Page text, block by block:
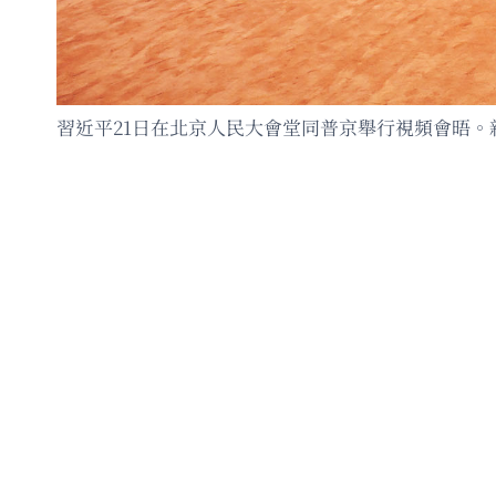
習近平21日在北京人民大會堂同普京舉行視頻會晤。